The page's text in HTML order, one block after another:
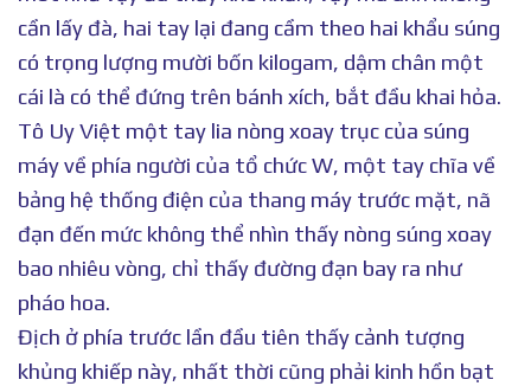
cần lấy đà, hai tay lại đang cầm theo hai khẩu súng
có trọng lượng mười bốn kilogam, dậm chân một
cái là có thể đứng trên bánh xích, bắt đầu khai hỏa.
Tô Uy Việt một tay lia nòng xoay trục của súng
máy về phía người của tổ chức W, một tay chĩa về
bảng hệ thống điện của thang máy trước mặt, nã
đạn đến mức không thể nhìn thấy nòng súng xoay
bao nhiêu vòng, chỉ thấy đường đạn bay ra như
pháo hoa.
Địch ở phía trước lần đầu tiên thấy cảnh tượng
khủng khiếp này, nhất thời cũng phải kinh hồn bạt